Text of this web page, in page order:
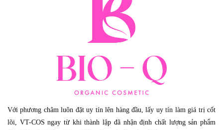
Với phương châm luôn đặt uy tín lên hàng đầu, lấy uy tín làm giá trị cốt
lõi, VT-COS ngay từ khi thành lập đã nhận định chất lượng sản phẩm